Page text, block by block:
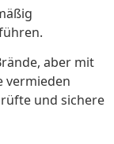
aber mit
vermieden
und sichere